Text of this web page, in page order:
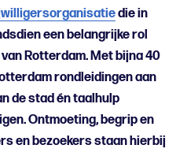
die in
een belangrijke rol
Rotterdam. Met bijna 40
rondleidingen aan
de stad én taalhulp
Ontmoeting, begrip en
en bezoekers staan hierbij